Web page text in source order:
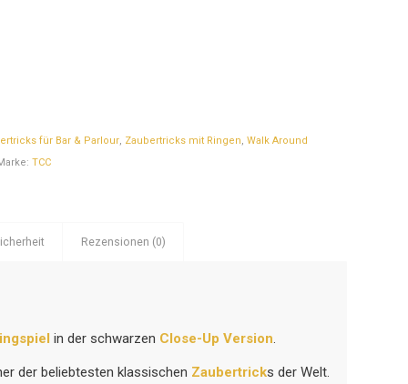
für Bar & Parlour, Zaubertricks mit Ringen,Walk Around
TCC
Rezensionen (0)
in der schwarzen Close-Up Version.
der beliebtesten klassischen Zaubertricks der Welt.